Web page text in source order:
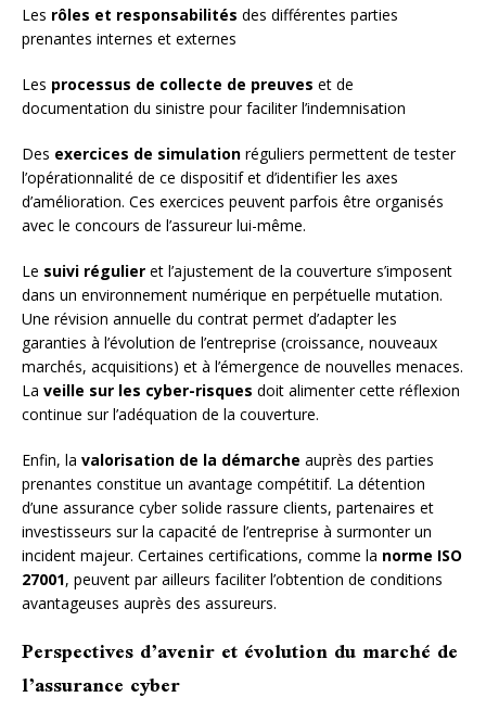
Les rôles et responsabilités des différentes parties
prenantes internes et externes
Les processus de collecte de preuves et de
documentation du sinistre pour faciliter l’indemnisation
Des exercices de simulation réguliers permettent de tester
l’opérationnalité de ce dispositif et d’identifier les axes
d’amélioration. Ces exercices peuvent parfois être organisés
avec le concours de l’assureur lui-même.
Le suivi régulier et l’ajustement de la couverture s’imposent
dans un environnement numérique en perpétuelle mutation.
Une révision annuelle du contrat permet d’adapter les
garanties à l’évolution de l’entreprise (croissance, nouveaux
marchés, acquisitions) et à l’émergence de nouvelles menaces.
La veille sur les cyber-risques doit alimenter cette réflexion
continue sur l’adéquation de la couverture.
Enfin, la valorisation de la démarche auprès des parties
prenantes constitue un avantage compétitif. La détention
d’une assurance cyber solide rassure clients, partenaires et
investisseurs sur la capacité de l’entreprise à surmonter un
incident majeur. Certaines certifications, comme la norme ISO
27001, peuvent par ailleurs faciliter l’obtention de conditions
avantageuses auprès des assureurs.
Perspectives d’avenir et évolution du marché de
l’assurance cyber